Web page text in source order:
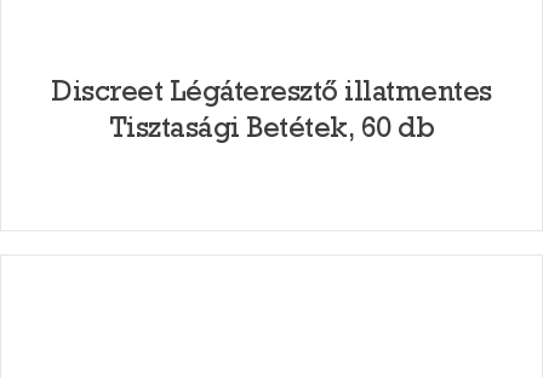
Discreet Légáteresztő illatmentes
Tisztasági Betétek, 60 db